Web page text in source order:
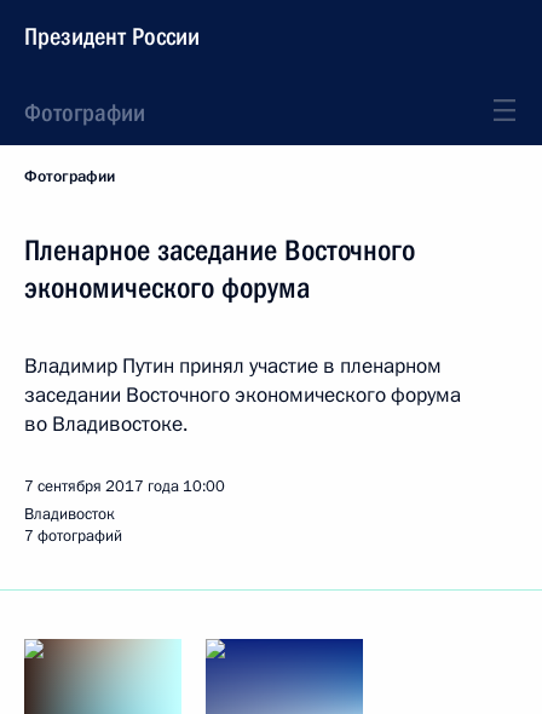
Президент России
Фотографии
Фотографии
Пленарное заседание Восточного
экономического форума
Владимир Путин принял участие в пленарном
заседании Восточного экономического форума
во Владивостоке.
7 сентября 2017 года 10:00
Владивосток
7 фотографий